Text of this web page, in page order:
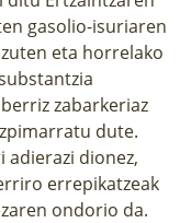
gasolio-isuriaren
eta horrelako
zabarkeriaz
dute.
adierazi dionez,
errepikatzeak
ondorio da.